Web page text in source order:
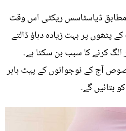
مطابق ڈیاسٹاسس ریکٹی اس وقت
پٹھوں پر بہت زیادہ دباؤ ڈالتے
الگ کرنے کا سبب بن سکتا ہے۔
آج کے نوجوانوں کے پیٹ باہر
بتائیں گے۔